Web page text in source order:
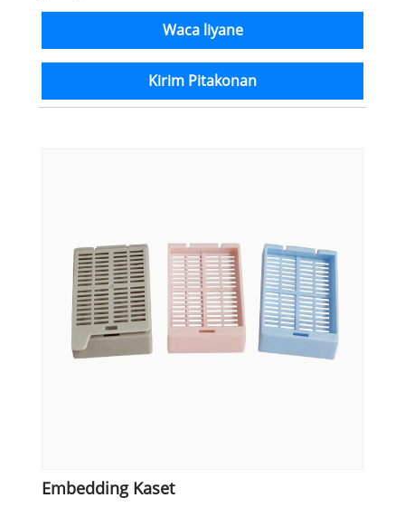
Waca liyane
Kirim Pitakonan
Embedding Kaset